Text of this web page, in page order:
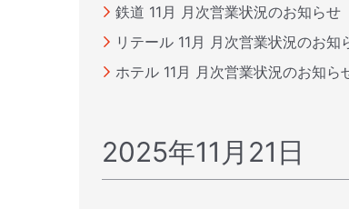
鉄道 11月 月次営業状況のお知らせ
リテール 11月 月次営業状況のお知
ホテル 11月 月次営業状況のお知ら
2025年11月21日